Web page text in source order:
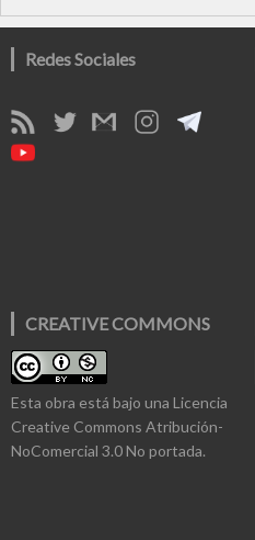
Redes Sociales
CREATIVE COMMONS
Esta obra está bajo una Licencia
Creative Commons Atribución-
NoComercial 3.0 No portada.